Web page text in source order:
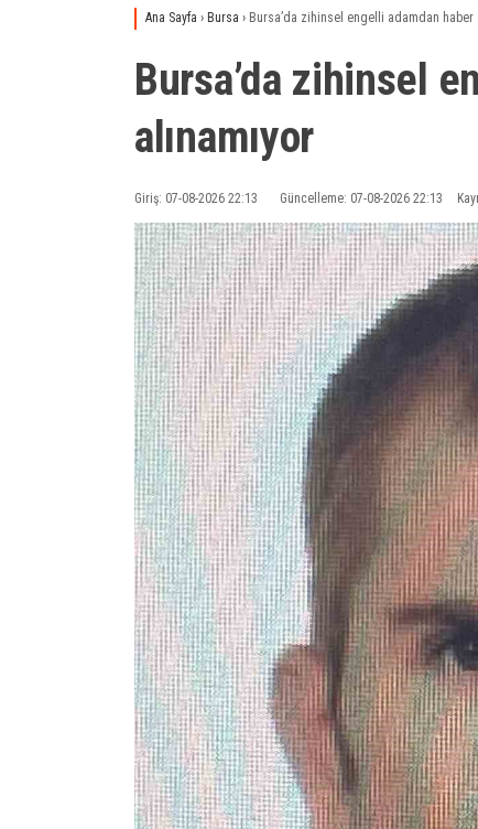
Ana Sayfa › Bursa › Bursa’da zihinsel engelli adamdan haber
Bursa’da zihinsel
alınamıyor
Giriş: 07-08-2026 22:13 Güncelleme: 07-08-2026 22:13